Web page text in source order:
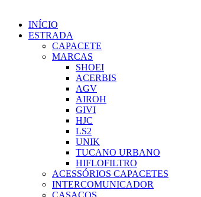
INÍCIO
ESTRADA
CAPACETE
MARCAS
SHOEI
ACERBIS
AGV
AIROH
GIVI
HJC
LS2
UNIK
TUCANO URBANO
HIFLOFILTRO
ACESSÓRIOS CAPACETES
INTERCOMUNICADOR
CASACOS